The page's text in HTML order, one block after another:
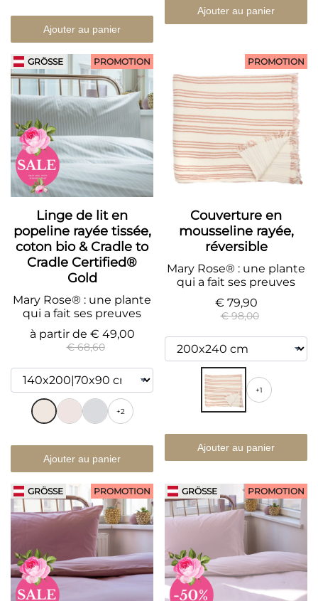
Ajouter au panier
Ajouter au panier
GRÖSSE
Linge de lit en
popeline rayée tissée,
coton bio & Cradle to
Cradle Certified®
Gold
PROMOTION
Mary Rose® : une plante
qui a fait ses preuves
à partir de € 49,00
€ 68,60
+2
Ajouter au panier
Couverture en
mousseline rayée,
réversible
PROMOTION
Mary Rose® : une plante
qui a fait ses preuves
€ 79,90
€ 98,00
+1
Ajouter au panier
GRÖSSE PROMOTION GRÖSSE PROMOTION